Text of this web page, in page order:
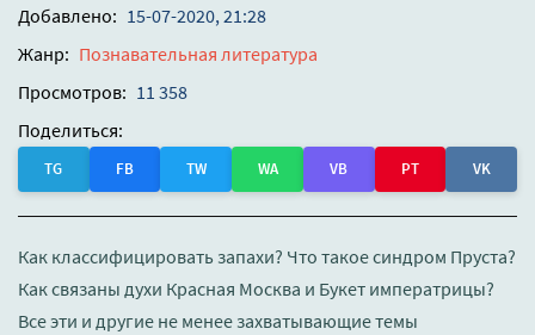
Добавлено: 15-07-2020, 21:28
Жанр: Познавательная литература
Просмотров: 11 358
Поделиться:
TG FB TW WA VB PT VK
Как классифицировать запахи? Что такое синдром Пруста?
Как связаны духи Красная Москва и Букет императрицы?
Все эти и другие не менее захватывающие темы